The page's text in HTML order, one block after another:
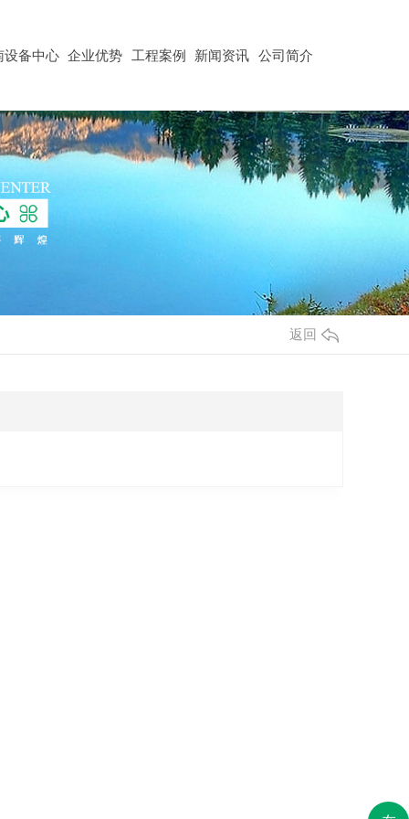
设备中心 企业优势 工程案例 新闻资讯 公司简介
返回